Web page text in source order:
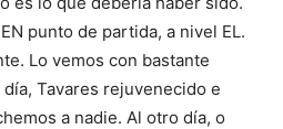
punto de partida, a nivel EL.
Lo vemos con bastante
Tavares rejuvenecido e
a nadie. Al otro día, o